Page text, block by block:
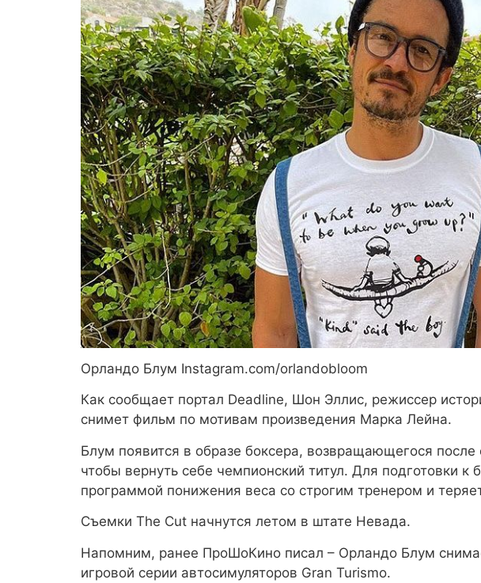
Орландо Блум Instagram.com/orlandobloom
Как сообщает портал Deadline, Шон Эллис, режиссер
снимет фильм по мотивам произведения Марка Лейна.
Блум появится в образе боксера, возвращающегося после
чтобы вернуть себе чемпионский титул. Для подготовки к
программой понижения веса со строгим тренером и
Съемки The Cut начнутся летом в штате Невада.
Напомним, ранее ПроШоКино писал – Орландо Блум
игровой серии автосимуляторов Gran Turismo.